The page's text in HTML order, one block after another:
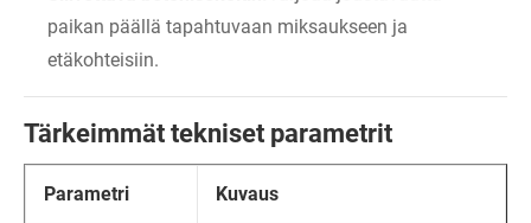
paikan päällä tapahtuvaan miksaukseen ja
etäkohteisiin.
Tärkeimmät tekniset parametrit
Parametri Kuvaus